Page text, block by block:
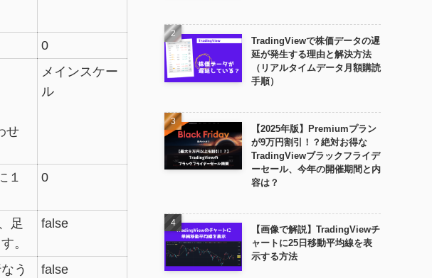
0
せ
メインスケー
ル
１
0
足
。
false
う
false
TradingViewで株価データの遅
延が発生する理由と解決方法
（リアルタイムデータ月額購読
手順）
【2025年版】Premiumプラン
が9万円割引！？絶対お得な
TradingViewブラックフライデ
ーセール、今年の開催期間と内
容は？
【画像で解説】TradingViewチ
ャートに25日移動平均線を表
示する方法